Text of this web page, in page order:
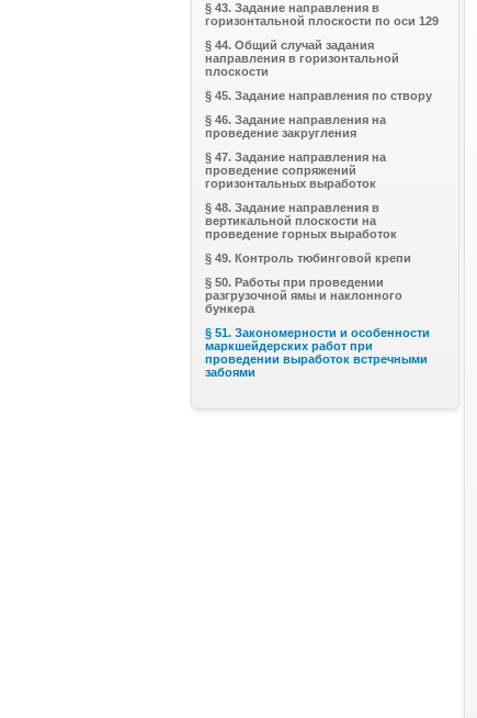
§ 43. Задание направления в
горизонтальной плоскости по оси 129
§ 44. Общий случай задания
направления в горизонтальной
плоскости
§ 45. Задание направления по створу
§ 46. Задание направления на
проведение закругления
§ 47. Задание направления на
проведение сопряжений
горизонтальных выработок
§ 48. Задание направления в
вертикальной плоскости на
проведение горных выработок
§ 49. Контроль тюбинговой крепи
§ 50. Работы при проведении
разгрузочной ямы и наклонного
бункера
§ 51. Закономерности и особенности
маркшейдерских работ при
проведении выработок встречными
забоями